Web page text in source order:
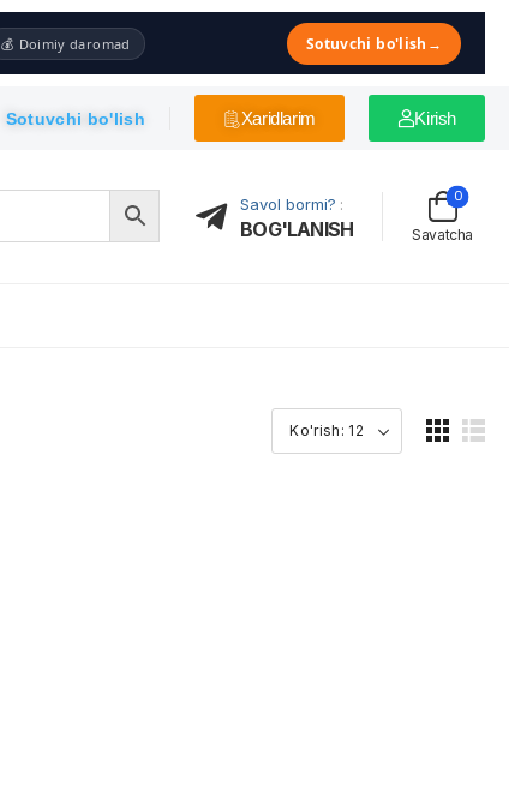
💰 Doimiy daromad Sotuvchi bo'lish →
Sotuvchi bo'lish Xaridlarim Kirish
Savol bormi? :
BOG'LANISH Savatcha
0